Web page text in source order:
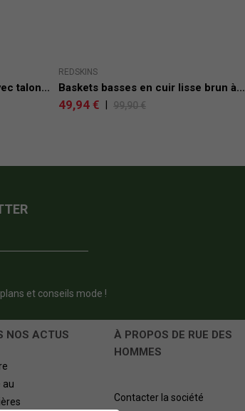
talon...
REDSKINS
Baskets basses en cuir lisse brun à...
49,94 € 99,90 €
et conseils mode !
NOS ACTUS
au
À PROPOS DE RUE DES
HOMMES
Contacter la société